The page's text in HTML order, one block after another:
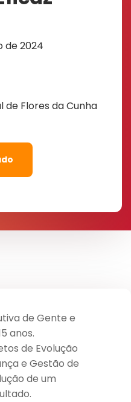
de 2024
Flores da Cunha
de Gente e
anos.
de Evolução
e Gestão de
de um